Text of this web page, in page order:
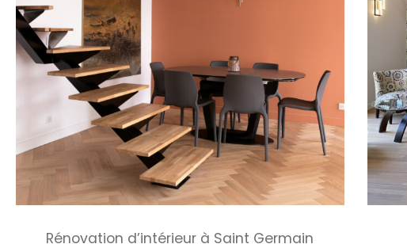
Rénovation d’intérieur à Saint Germain